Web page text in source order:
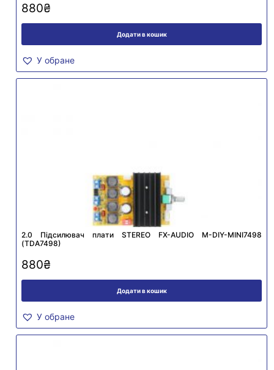
880₴
Додати в кошик
У обране
2.0 Підсилювач плати STEREO FX-AUDIO M-DIY-MINI7498
(TDA7498)
880₴
Додати в кошик
У обране